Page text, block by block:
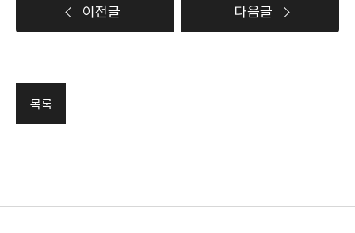
이전글 다음글
목록